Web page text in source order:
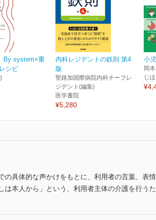
By system×重
シピ
内科レジデントの鉄則 第4
版
聖路加国際病院内科チーフレ
ジデント(編集)
医学書院
¥5,280
小
岡
じほ
の具体的な声かけをもとに、利用者の言葉、表
は本人から」という、利用者主体の介護を行う